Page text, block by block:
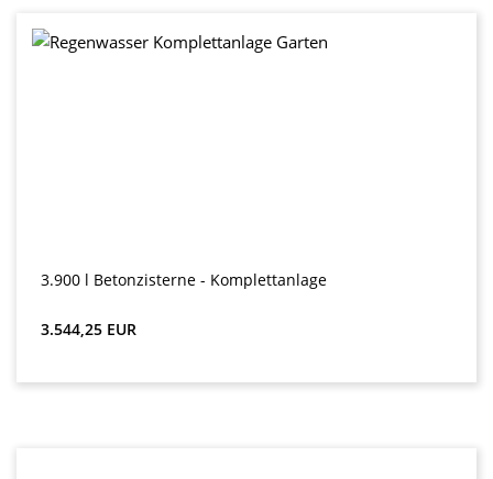
3.900 l Betonzisterne - Komplettanlage
Preț obișnuit:
3.544,25 EUR